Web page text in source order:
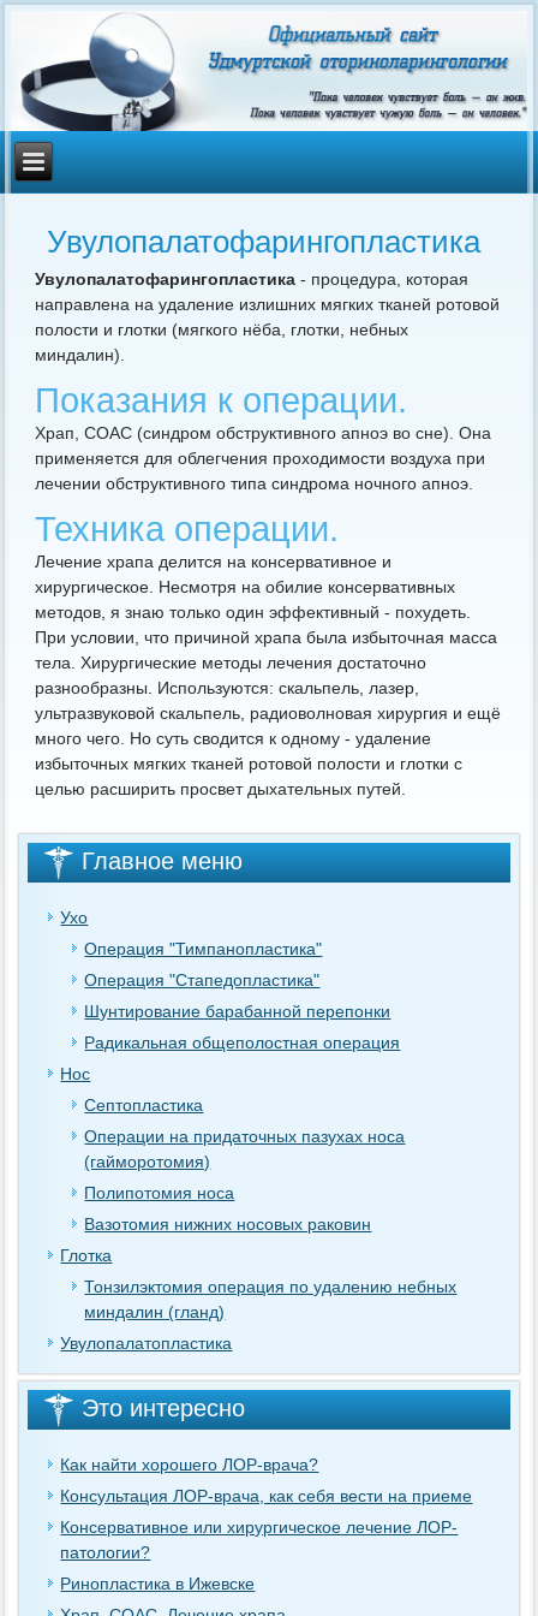
Главное меню
Ухо
Операция "Тимпанопластика"
Операция "Стапедопластика"
Шунтирование барабанной перепонки
Радикальная общеполостная операция
Нос
Септопластика
Операции на придаточных пазухах носа
(гайморотомия)
Полипотомия носа
Вазотомия нижних носовых раковин
Глотка
Тонзилэктомия операция по удалению небных
миндалин (гланд)
Увулопалатопластика
Это интересно
Как найти хорошего ЛОР-врача?
Консультация ЛОР-врача, как себя вести на приеме
Консервативное или хирургическое лечение ЛОР-
патологии?
Ринопластика в Ижевске
Увулопалатофарингопластика
Увулопалатофарингопластика - процедура, которая
направлена на удаление излишних мягких тканей ротовой
полости и глотки (мягкого нёба, глотки, небных
миндалин).
Показания к операции.
Храп, СОАС (синдром обструктивного апноэ во сне). Она
применяется для облегчения проходимости воздуха при
лечении обструктивного типа синдрома ночного апноэ.
Техника операции.
Лечение храпа делится на консервативное и
хирургическое. Несмотря на обилие консервативных
методов, я знаю только один эффективный - похудеть.
При условии, что причиной храпа была избыточная масса
тела. Хирургические методы лечения достаточно
разнообразны. Используются: скальпель, лазер,
ультразвуковой скальпель, радиоволновая хирургия и ещё
много чего. Но суть сводится к одному - удаление
избыточных мягких тканей ротовой полости и глотки с
целью расширить просвет дыхательных путей.